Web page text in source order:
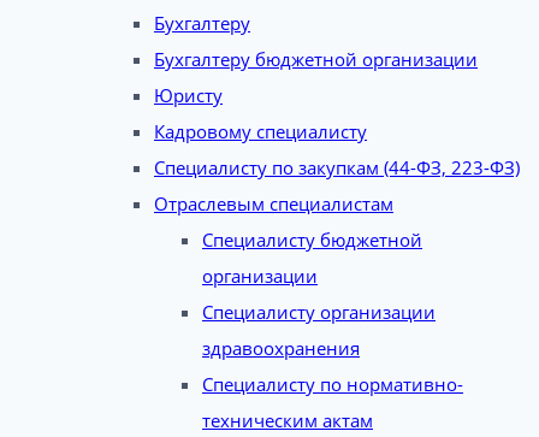
Бухгалтеру
Бухгалтеру бюджетной организации
Юристу
Кадровому специалисту
Специалисту по закупкам (44-ФЗ, 223-ФЗ)
Отраслевым специалистам
Специалисту бюджетной
организации
Специалисту организации
здравоохранения
Специалисту по нормативно-
техническим актам